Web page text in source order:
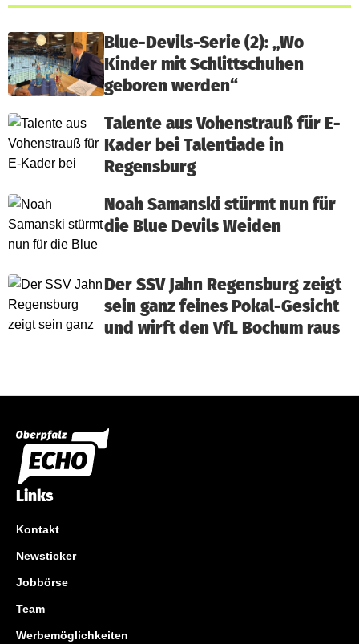
Blue-Devils-Serie (2): „Wo
Kinder mit Schlittschuhen
geboren werden“
Talente aus Vohenstrauß für E-
Kader bei Talentiade in
Regensburg
Noah Samanski stürmt nun für
die Blue Devils Weiden
Der SSV Jahn Regensburg zeigt
sein ganz feines Pokal-Gesicht
und wirft den VfL Bochum raus
Links
Kontakt
Newsticker
Jobbörse
Team
Werbemöglichkeiten